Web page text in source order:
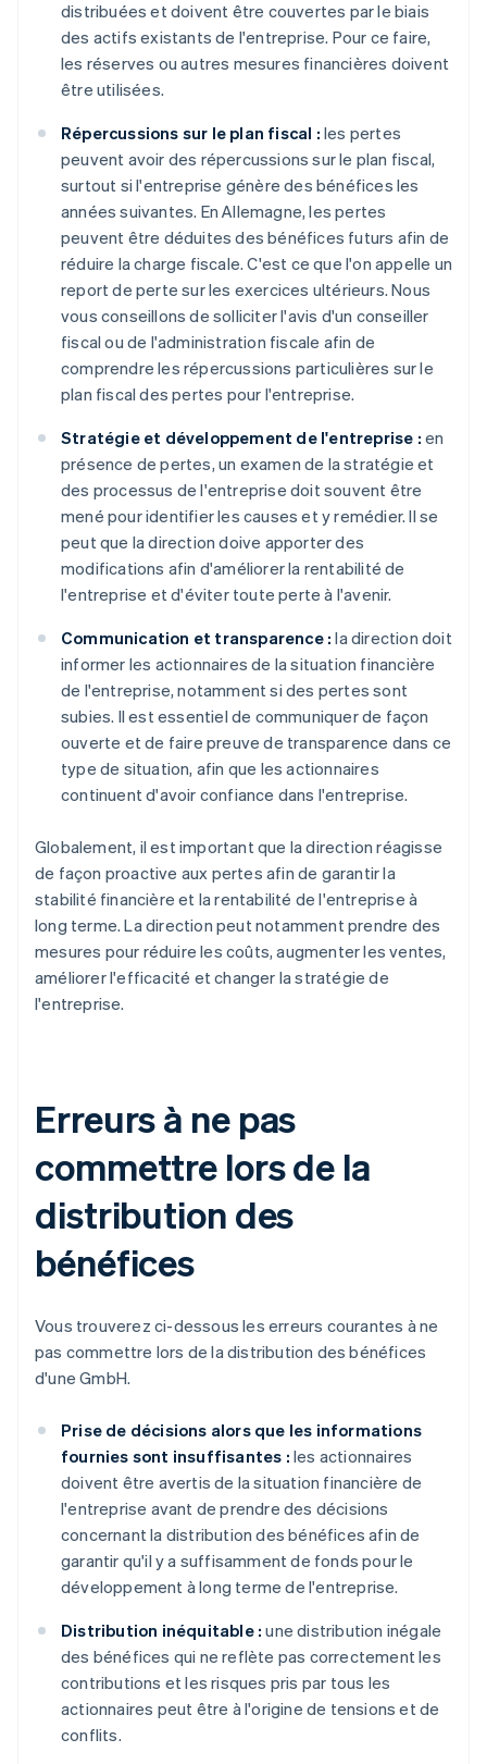
distribuées et doivent être couvertes par le biais
des actifs existants de l'entreprise. Pour ce faire,
les réserves ou autres mesures financières doivent
être utilisées.
Répercussions sur le plan fiscal : les pertes
peuvent avoir des répercussions sur le plan fiscal,
surtout si l'entreprise génère des bénéfices les
années suivantes. En Allemagne, les pertes
peuvent être déduites des bénéfices futurs afin de
réduire la charge fiscale. C'est ce que l'on appelle un
report de perte sur les exercices ultérieurs. Nous
vous conseillons de solliciter l'avis d'un conseiller
fiscal ou de l'administration fiscale afin de
comprendre les répercussions particulières sur le
plan fiscal des pertes pour l'entreprise.
Stratégie et développement de l'entreprise : en
présence de pertes, un examen de la stratégie et
des processus de l'entreprise doit souvent être
mené pour identifier les causes et y remédier. Il se
peut que la direction doive apporter des
modifications afin d'améliorer la rentabilité de
l'entreprise et d'éviter toute perte à l'avenir.
Communication et transparence : la direction doit
informer les actionnaires de la situation financière
de l'entreprise, notamment si des pertes sont
subies. Il est essentiel de communiquer de façon
ouverte et de faire preuve de transparence dans ce
type de situation, afin que les actionnaires
continuent d'avoir confiance dans l'entreprise.
Globalement, il est important que la direction réagisse
de façon proactive aux pertes afin de garantir la
stabilité financière et la rentabilité de l'entreprise à
long terme. La direction peut notamment prendre des
mesures pour réduire les coûts, augmenter les ventes,
améliorer l'efficacité et changer la stratégie de
l'entreprise.
Erreurs à ne pas
commettre lors de la
distribution des
bénéfices
Vous trouverez ci-dessous les erreurs courantes à ne
pas commettre lors de la distribution des bénéfices
d'une GmbH.
Prise de décisions alors que les informations
fournies sont insuffisantes : les actionnaires
doivent être avertis de la situation financière de
l'entreprise avant de prendre des décisions
concernant la distribution des bénéfices afin de
garantir qu'il y a suffisamment de fonds pour le
développement à long terme de l'entreprise.
Distribution inéquitable : une distribution inégale
des bénéfices qui ne reflète pas correctement les
contributions et les risques pris par tous les
actionnaires peut être à l'origine de tensions et de
conflits.